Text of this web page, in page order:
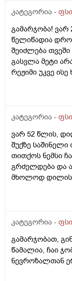
ნევროლოგი თუ
ვგრძნობ რომ
მჭირდება და
მირჩიეთ
რაღაცები
მინდა მეც
მინდა
იყო
ამანაც იქონია
რას ფიქრობთ
რასაც
კატეგორია -
გამარჯობა!
წელიწადია
შეიძლება
გასვლა მეტი
რეჟიმი უკვე
ბოლო დროს
ვეღარ
თავს ვგრძნობ
ძირითადად
ვიძინებ და
ბოლოს უკვე
დილის 7
თითქოს
პრობლემის
დამეხმარეთ
რომ აღარ
უკვე დაძინების
რომ ისევ
კატეგორია -
ვარ 52 წლის,
შუქზე საშინელი
თითქოს ნემსი
გრძელდება და
მხოლოდ დილის
რამდენიმე
კატეგორია -
გამარჯობათ, გინკო ბილობას რამდენად ეფექტური
წამალია, ჩაი
ნევროზალთან